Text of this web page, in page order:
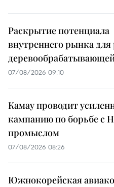
Раскрытие потенциала
внутреннего рынка для
07/08/2026 09:10
Камау проводит
кампанию по борьбе с
промыслом
07/08/2026 08:26
Южнокорейская